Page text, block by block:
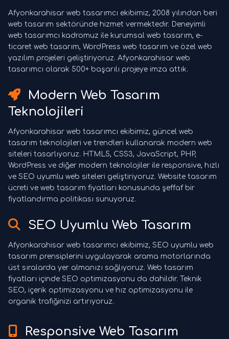
Afyonkarahisar web tasarımcı ekibimiz, 2008 yılından beri
web tasarım sektöründe hizmet vermektedir. Deneyimli
web tasarımcı kadromuz ile kurumsal web tasarım, e-
ticaret web tasarım, WordPress web tasarım ve özel web
yazılım projeleri geliştiriyoruz. Afyonkarahisar web
tasarımcı olarak 500+ başarılı projeye imza attık.
Modern Web Tasarım
Teknolojileri
Afyonkarahisar web tasarımcı ekibimiz, güncel web
tasarım teknolojileri ve trendleri kullanarak modern web
siteleri tasarlıyoruz. HTML5, CSS3, JavaScript, PHP,
WordPress ve diğer modern teknolojiler ile responsive, hızlı
ve SEO uyumlu web siteleri geliştiriyoruz. Website tasarım
ücreti ve web tasarım fiyatları konusunda şeffaf bir
fiyatlandırma politikası sunuyoruz.
SEO Uyumlu Web Tasarım
Afyonkarahisar web tasarımcı ekibimiz, SEO uyumlu web
tasarım prensiplerini uygulayarak arama motorlarında
üst sıralarda yer almanızı sağlıyoruz. Web tasarım
fiyatları içinde SEO optimizasyonu da dahildir. Teknik
SEO, içerik optimizasyonu ve hız optimizasyonu ile
organik trafiğinizi artırıyoruz.
Responsive Web Tasarım